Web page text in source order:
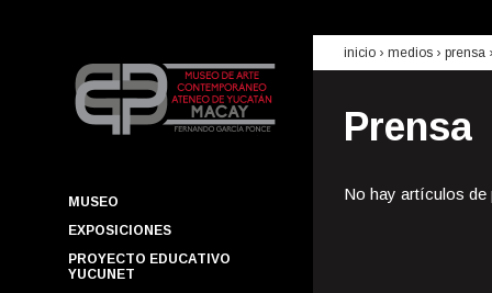
MUSEO
EXPOSICIONES
PROYECTO EDUCATIVO
YUCUNET
inicio › medios › prensa
Prensa
No hay artículos de